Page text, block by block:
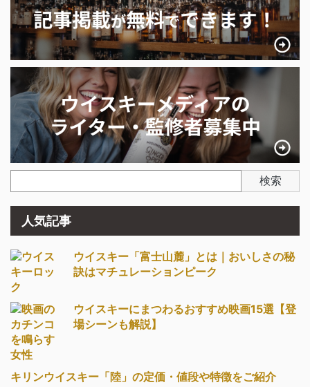
検索
人気記事
ウイスキー「富士山麓」とは｜おいしさの秘
訣はマチュレーションピーク
ウイスキーにまつわるおすすめ映画15選【登
場シーンも解説】
キリンウイスキー「陸」の定価・値段や特徴をご紹介